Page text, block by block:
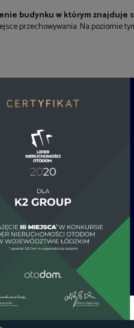
budynku w którym znajduje
przechowywania. Na poziomie